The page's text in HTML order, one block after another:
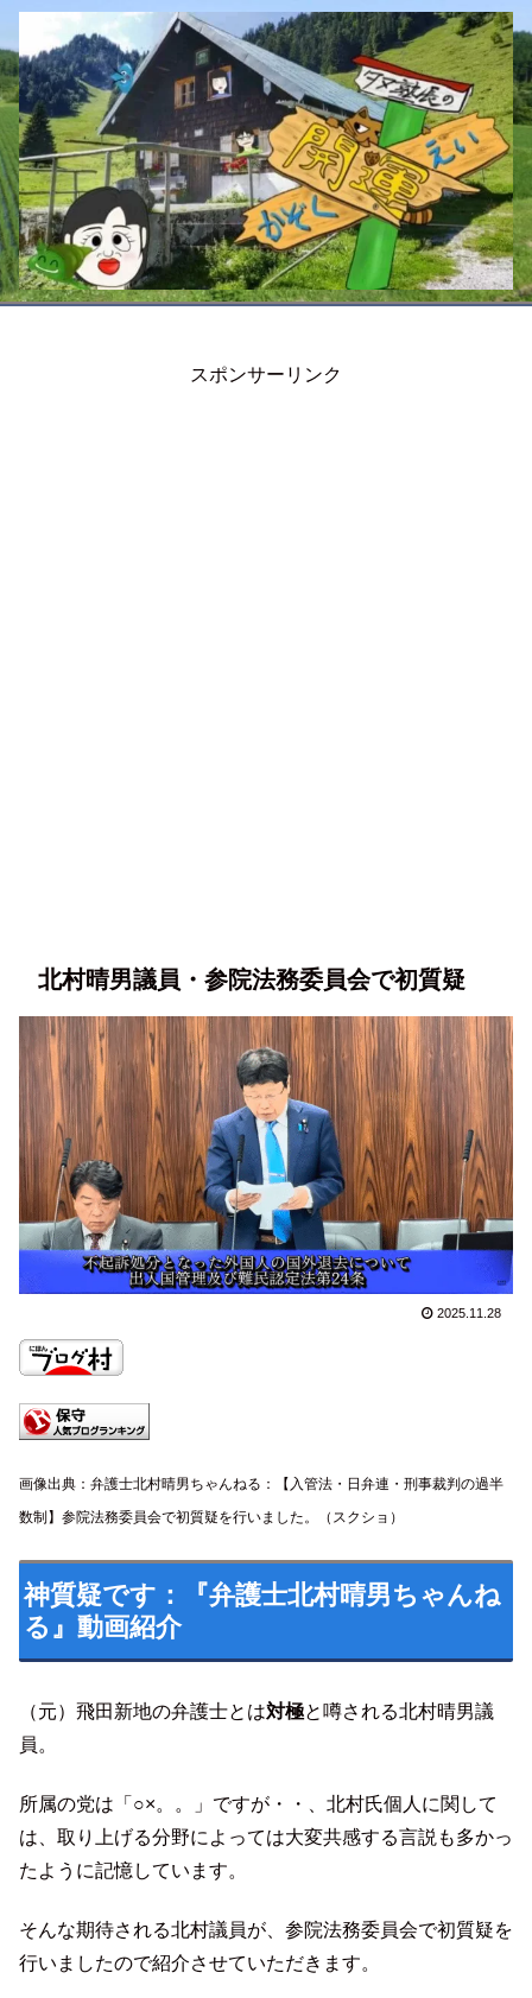
スポンサーリンク
北村晴男議員・参院法務委員会で初質疑
2025.11.28
画像出典：弁護士北村晴男ちゃんねる：【入管法・日弁連・刑事裁判の過半
数制】参院法務委員会で初質疑を行いました。（スクショ）
神質疑です：『弁護士北村晴男ちゃんね
る』動画紹介
（元）飛田新地の弁護士とは対極と噂される北村晴男議
員。
所属の党は「○×。。」ですが・・、北村氏個人に関して
は、取り上げる分野によっては大変共感する言説も多かっ
たように記憶しています。
そんな期待される北村議員が、参院法務委員会で初質疑を
行いましたので紹介させていただきます。